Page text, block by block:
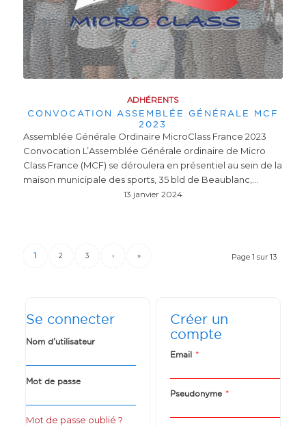
ADHÉRENTS
CONVOCATION ASSEMBLÉE GÉNÉRALE MCF
2023
Assemblée Générale Ordinaire MicroClass France 2023
Convocation L’Assemblée Générale ordinaire de Micro
Class France (MCF) se déroulera en présentiel au sein de la
maison municipale des sports, 35 bld de Beaublanc,…
13 janvier 2024
Page 1 sur 13
1 2 3 › »
Se connecter
Nom d’utilisateur
Mot de passe
Mot de passe oublié ?
Créer un
compte
Email *
Pseudonyme *